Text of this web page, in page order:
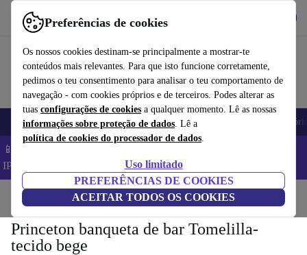
Preferências de cookies
Os nossos cookies destinam-se principalmente a mostrar-te
conteúdos mais relevantes. Para que isto funcione corretamente,
pedimos o teu consentimento para analisar o teu comportamento de
navegação - com cookies próprios e de terceiros. Podes alterar as
tuas configurações de cookies a qualquer momento. Lê as nossas
informações sobre proteção de dados. Lê a
política de cookies do processador de dados.
Uso limitado
PREFERÊNCIAS DE COOKIES
ACEITAR TODOS OS COOKIES
Use o refurbed de forma rápida e fácil
Telemóveis Computadores Portáteis Tablets
📱 Poupa 5% EXTRA em todos os iPhones – Código:
IPHONEDEAL –
Início Casa Móveis
Princeton banqueta de bar Tomelilla-
tecido bege